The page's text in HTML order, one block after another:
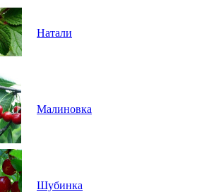
Натали
Малиновка
Шубинка